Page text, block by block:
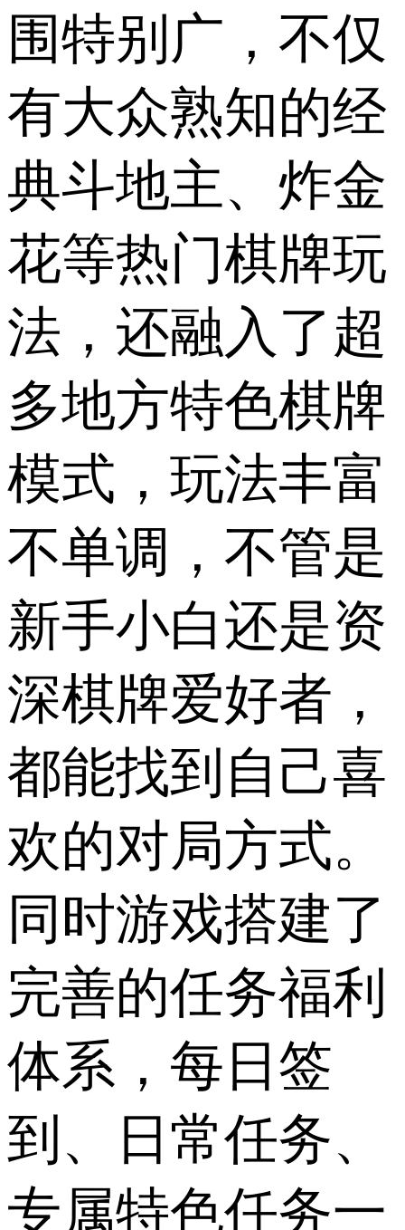
围特别广，不仅
有大众熟知的经
典斗地主、炸金
花等热门棋牌玩
法，还融入了超
多地方特色棋牌
模式，玩法丰富
不单调，不管是
新手小白还是资
深棋牌爱好者，
都能找到自己喜
欢的对局方式。
同时游戏搭建了
完善的任务福利
体系，每日签
到、日常任务、
专属特色任务一